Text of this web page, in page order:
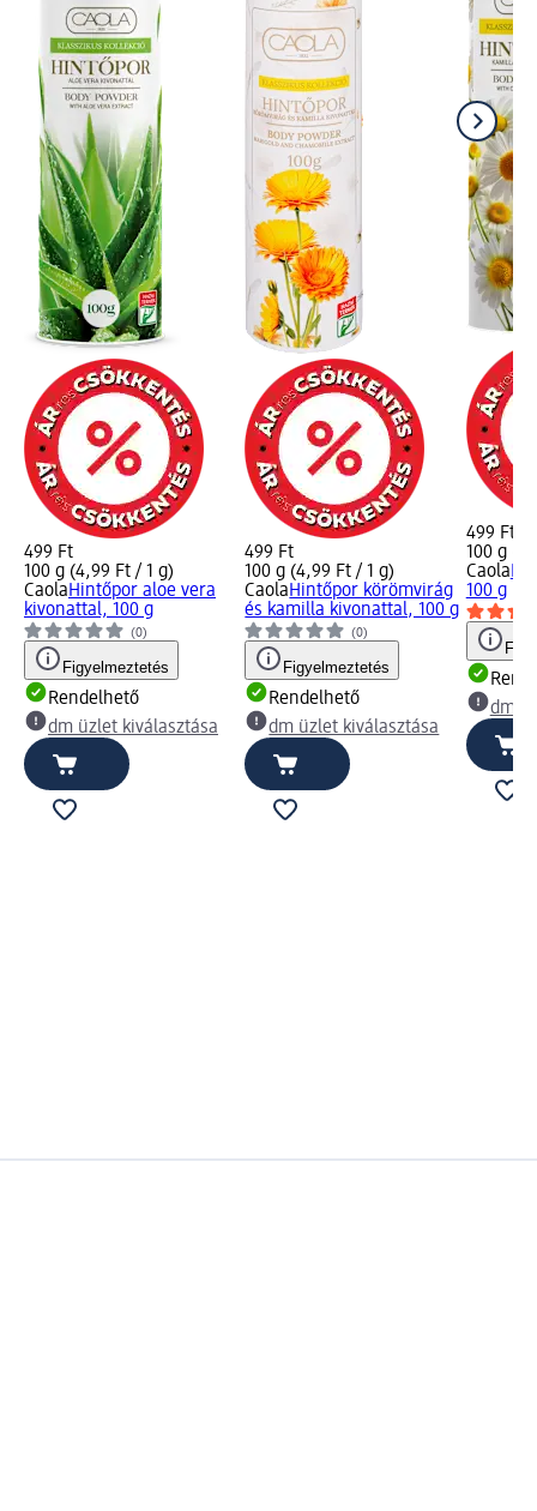
499 Ft
100 g (4,99 Ft / 1 g)
CaolaHintőpor aloe vera
kivonattal, 100 g
(0)
Figyelmeztetés
Rendelhető
dm üzlet kiválasztása
499 Ft
100 g (4,99 Ft / 1 g)
CaolaHintőpor körömvirág
és kamilla kivonattal, 100 g
(0)
Figyelmeztetés
Rendelhető
dm üzlet kiválasztása
499 Ft
100 g
Caola
100 g
dm